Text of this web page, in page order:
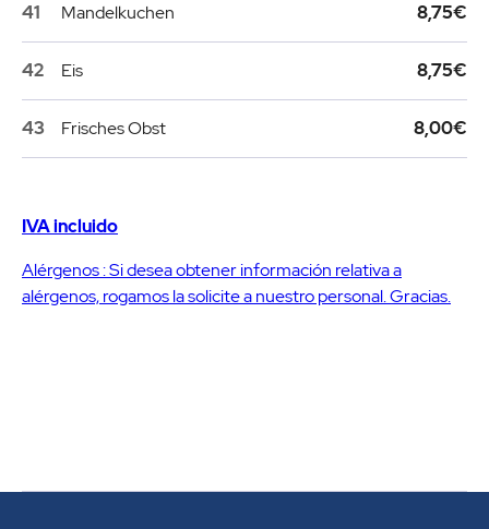
41 Mandelkuchen 8,75€
42 Eis 8,75€
43 Frisches Obst 8,00€
IVA incluido
Alérgenos : Si desea obtener información relativa a
alérgenos, rogamos la solicite a nuestro personal. Gracias.